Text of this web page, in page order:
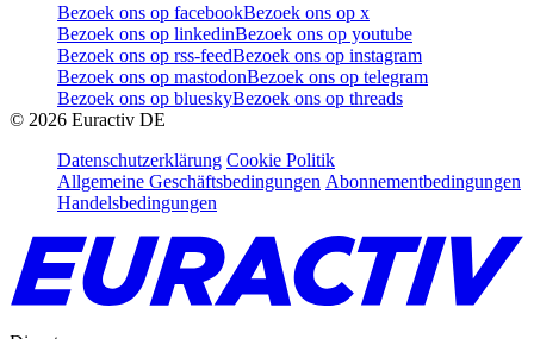
Bezoek ons op facebookBezoek ons op x
Bezoek ons op linkedinBezoek ons op youtube
Bezoek ons op rss-feedBezoek ons op instagram
Bezoek ons op mastodonBezoek ons op telegram
Bezoek ons op blueskyBezoek ons op threads
© 2026 Euractiv DE
Datenschutzerklärung Cookie Politik
Allgemeine Geschäftsbedingungen Abonnementbedingungen
Handelsbedingungen